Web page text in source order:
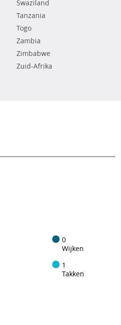
Swaziland
Tanzania
Togo
Zambia
Zimbabwe
Zuid-Afrika
0
Wijken
1
Takken